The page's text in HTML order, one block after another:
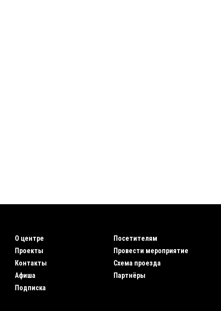
О центре
Проекты
Контакты
Афиша
Подписка
Посетителям
Провести мероприятие
Схема проезда
Партнёры